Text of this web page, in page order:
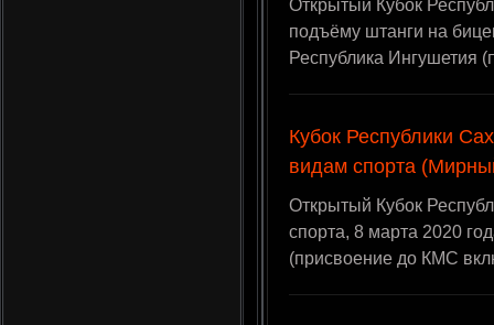
Открытый Кубок
подъёму штанги на
Республика Ингушетия
Кубок Республики
видам спорта
Открытый Кубок
спорта, 8 марта 2020
(присвоение до КМС